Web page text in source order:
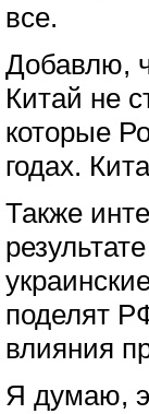
все.
Добавлю,
Китай не
которые
годах.
Также
поделят
влияния
Я думаю,